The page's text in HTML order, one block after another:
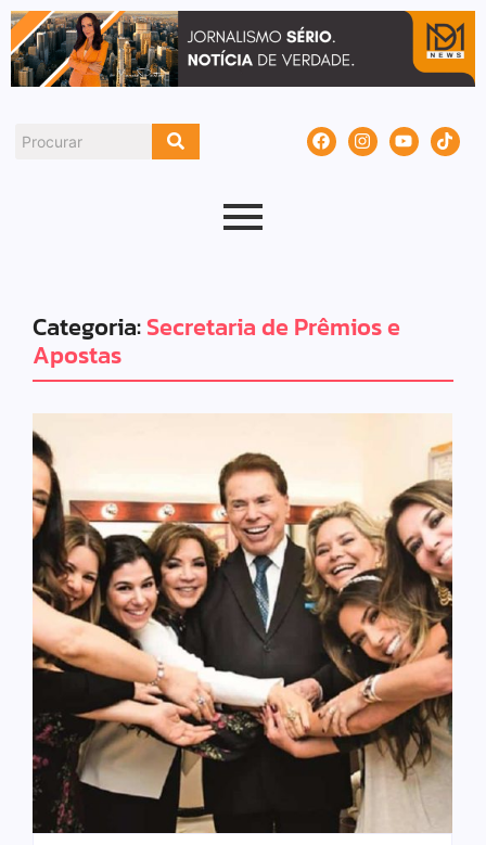
Categoria:Secretaria de Prêmios e
Apostas